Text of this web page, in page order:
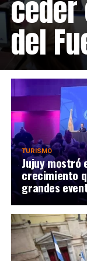
del
TURISMO
Jujuy mostró
crecimiento
grandes